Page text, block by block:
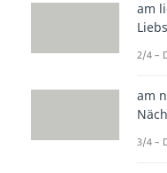
am
2/4 –
am
3/4 –